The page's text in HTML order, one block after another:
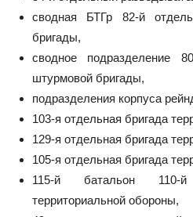
сводная БТГр 82-й
бригады,
сводное подразделение
штурмовой бригады,
подразделения корпуса
103-я отдельная бригада
129-я отдельная бригада
105-я отдельная бригада
115-й батальон 110-
территориальной обороны,